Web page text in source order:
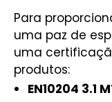
Para
uma paz de
uma
produtos:
EN10204 3.1